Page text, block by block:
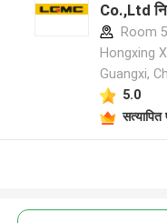
Co.,Ltd
Room
Hongxing
Guangxi,
5.0
सत्यापित